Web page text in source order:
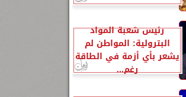
رئيس شعبة المواد
البترولية: المواطن لم
يشعر بأي أزمة في الطاقة
رغم...